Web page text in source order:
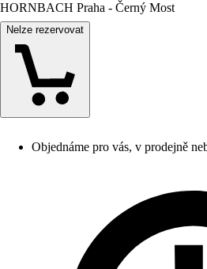
HORNBACH Praha - Černý Most
Nelze rezervovat
Objednáme pro vás, v prodejně